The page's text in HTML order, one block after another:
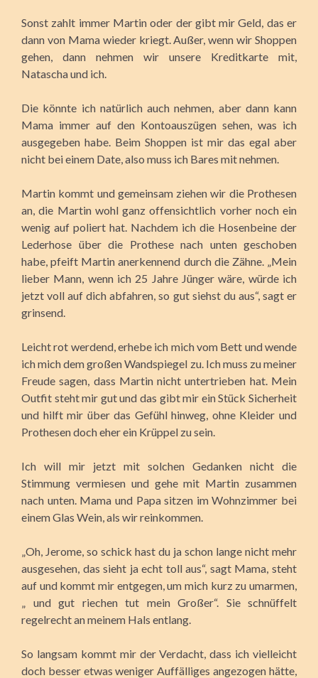
Sonst zahlt immer Martin oder der gibt mir Geld, das er
dann von Mama wieder kriegt. Außer, wenn wir Shoppen
gehen, dann nehmen wir unsere Kreditkarte mit,
Natascha und ich.
Die könnte ich natürlich auch nehmen, aber dann kann
Mama immer auf den Kontoauszügen sehen, was ich
ausgegeben habe. Beim Shoppen ist mir das egal aber
nicht bei einem Date, also muss ich Bares mit nehmen.
Martin kommt und gemeinsam ziehen wir die Prothesen
an, die Martin wohl ganz offensichtlich vorher noch ein
wenig auf poliert hat. Nachdem ich die Hosenbeine der
Lederhose über die Prothese nach unten geschoben
habe, pfeift Martin anerkennend durch die Zähne. „Mein
lieber Mann, wenn ich 25 Jahre Jünger wäre, würde ich
jetzt voll auf dich abfahren, so gut siehst du aus“, sagt er
grinsend.
Leicht rot werdend, erhebe ich mich vom Bett und wende
ich mich dem großen Wandspiegel zu. Ich muss zu meiner
Freude sagen, dass Martin nicht untertrieben hat. Mein
Outfit steht mir gut und das gibt mir ein Stück Sicherheit
und hilft mir über das Gefühl hinweg, ohne Kleider und
Prothesen doch eher ein Krüppel zu sein.
Ich will mir jetzt mit solchen Gedanken nicht die
Stimmung vermiesen und gehe mit Martin zusammen
nach unten. Mama und Papa sitzen im Wohnzimmer bei
einem Glas Wein, als wir reinkommen.
„Oh, Jerome, so schick hast du ja schon lange nicht mehr
ausgesehen, das sieht ja echt toll aus“, sagt Mama, steht
auf und kommt mir entgegen, um mich kurz zu umarmen,
„ und gut riechen tut mein Großer“. Sie schnüffelt
regelrecht an meinem Hals entlang.
So langsam kommt mir der Verdacht, dass ich vielleicht
doch besser etwas weniger Auffälliges angezogen hätte,